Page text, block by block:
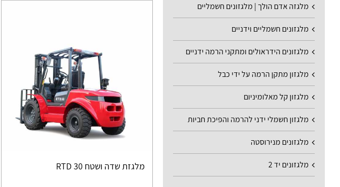
מלגזת שדה ושטח RTD 30
מלגזה אדם הולך | מלגזונים חשמליים
מלגזונים חשמליים וידניים
מלגזונים הידראולים ומתקני הרמה ידניים
מלגזון מתקן הרמה על ידי כבל
מלגזון קל מאלומיניום
מלגזון חשמלי ידני להרמה והפיכת חביות
מלגזונים מנירוסטה
מלגזונים יד 2